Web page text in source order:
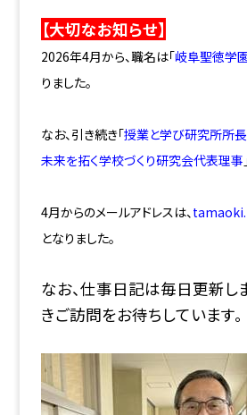
【大切なお知らせ】
2026年4月から、職名は「岐阜聖徳学
りました。
なお、引き続き「授業と学び研究所所長
未来を拓く学校づくり研究会代表理事
4月からのメールアドレスは、
となりました。
なお、仕事日記は毎日更新し
きご訪問をお待ちしています。